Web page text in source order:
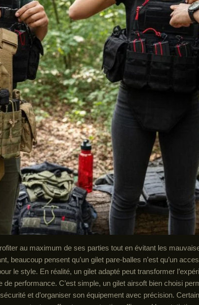
au maximum de ses parties tout en évitant les
beaucoup pensent qu’un gilet pare-balles n’est qu’un
le style. En réalité, un gilet adapté peut transformer
de performance. C’est simple, un gilet airsoft bien choisi
et d’organiser son équipement avec précision.